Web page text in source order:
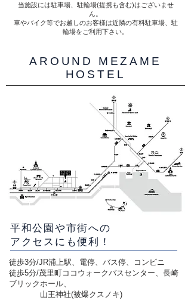
当施設には駐車場、駐輪場(提携も含む)はございませ
ん。
​車やバイク等でお越しのお客様は近隣の有料駐車場、駐
輪場をご利用下さい。
MEZAMEを！
客室案内 ページへ
AROUND MEZAME
HOSTEL
平和公園や市街への
アクセスにも便利！
徒歩3分/JR浦上駅、電停、バス停、コンビニ
徒歩5分/茂里町ココウォークバスセンター、長崎
ブリックホール、
山王神社(被爆クスノキ)